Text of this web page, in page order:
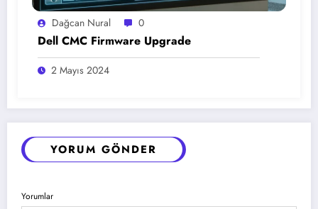
Dağcan Nural 0
Dell CMC Firmware Upgrade
2 Mayıs 2024
YORUM GÖNDER
Yorumlar